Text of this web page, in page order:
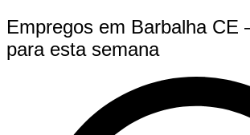
Empregos em Barbalha CE
para esta semana